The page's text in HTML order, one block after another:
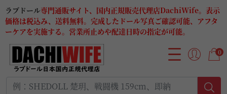
ラブドール専門通販サイト、国内正規販売代理店DachiWife。表示
価格は税込み、送料無料。完成したドール写真ご確認可能、アフタ
ーケアを実施する。営業所止めや配達日時の指定が可能。
0